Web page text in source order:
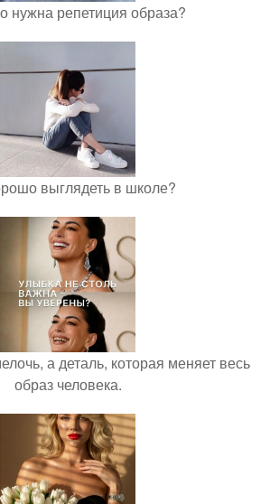
нужна репетиция образа?
выглядеть в школе?
а деталь, которая меняет весь
образ человека.